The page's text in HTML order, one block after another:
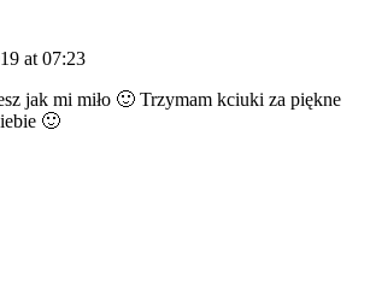
at 07:23
jak mi miło 🙂 Trzymam kciuki za piękne
🙂